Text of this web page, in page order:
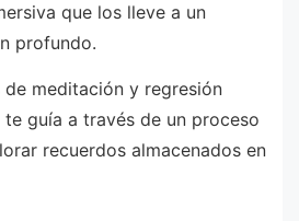
que los lleve a un
profundo.
meditación y regresión
guía a través de un proceso
recuerdos almacenados en